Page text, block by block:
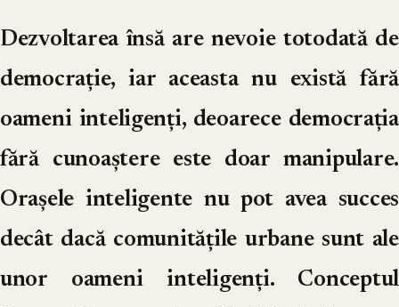
Dezvoltarea însă are nevoie totodată de
democrație, iar aceasta nu există fără
oameni inteligenți, deoarece democrația
fără cunoaștere este doar manipulare.
Orașele inteligente nu pot avea succes
decât dacă comunitățile urbane sunt ale
unor oameni inteligenți. Conceptul